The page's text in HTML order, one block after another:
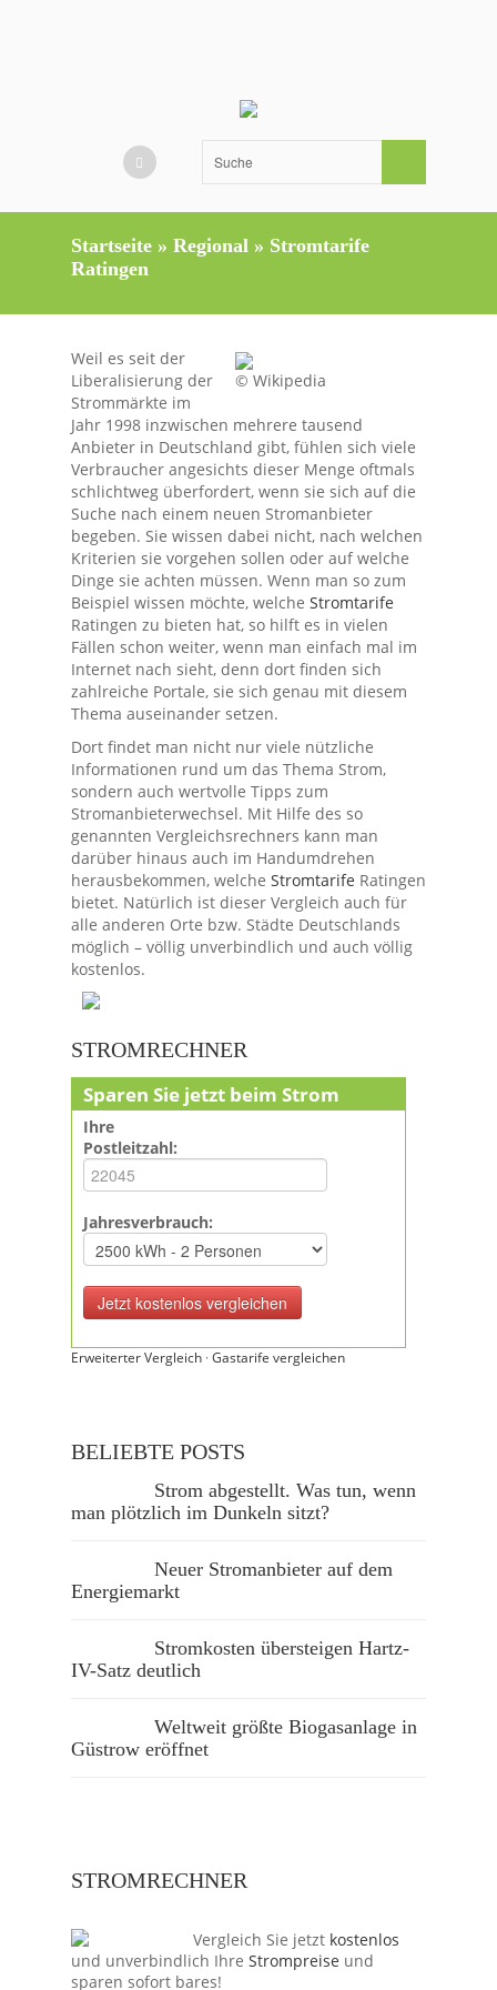
Startseite » Regional » Stromtarife
Ratingen
© Wikipedia
Weil es seit der
Liberalisierung der
Strommärkte im
Jahr 1998 inzwischen mehrere tausend
Anbieter in Deutschland gibt, fühlen sich viele
Verbraucher angesichts dieser Menge oftmals
schlichtweg überfordert, wenn sie sich auf die
Suche nach einem neuen Stromanbieter
begeben. Sie wissen dabei nicht, nach welchen
Kriterien sie vorgehen sollen oder auf welche
Dinge sie achten müssen. Wenn man so zum
Beispiel wissen möchte, welche Stromtarife
Ratingen zu bieten hat, so hilft es in vielen
Fällen schon weiter, wenn man einfach mal im
Internet nach sieht, denn dort finden sich
zahlreiche Portale, sie sich genau mit diesem
Thema auseinander setzen.
Dort findet man nicht nur viele nützliche
Informationen rund um das Thema Strom,
sondern auch wertvolle Tipps zum
Stromanbieterwechsel. Mit Hilfe des so
genannten Vergleichsrechners kann man
darüber hinaus auch im Handumdrehen
herausbekommen, welche Stromtarife Ratingen
bietet. Natürlich ist dieser Vergleich auch für
alle anderen Orte bzw. Städte Deutschlands
möglich – völlig unverbindlich und auch völlig
kostenlos.
STROMRECHNER
Sparen Sie jetzt beim Strom
Ihre
Postleitzahl:
Jahresverbrauch:
Erweiterter Vergleich ·Gastarife vergleichen
BELIEBTE POSTS
Strom abgestellt. Was tun, wenn
man plötzlich im Dunkeln sitzt?
Neuer Stromanbieter auf dem
Energiemarkt
Stromkosten übersteigen Hartz-
IV-Satz deutlich
Weltweit größte Biogasanlage in
Güstrow eröffnet
STROMRECHNER
Vergleich Sie jetzt kostenlos
und unverbindlich Ihre Strompreise und
sparen sofort bares!